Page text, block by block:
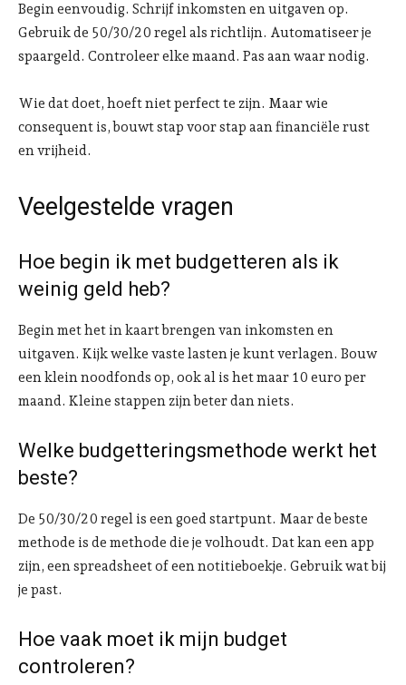
Begin eenvoudig. Schrijf inkomsten en uitgaven op.
Gebruik de 50/30/20 regel als richtlijn. Automatiseer je
spaargeld. Controleer elke maand. Pas aan waar nodig.
Wie dat doet, hoeft niet perfect te zijn. Maar wie
consequent is, bouwt stap voor stap aan financiële rust
en vrijheid.
Veelgestelde vragen
Hoe begin ik met budgetteren als ik
weinig geld heb?
Begin met het in kaart brengen van inkomsten en
uitgaven. Kijk welke vaste lasten je kunt verlagen. Bouw
een klein noodfonds op, ook al is het maar 10 euro per
maand. Kleine stappen zijn beter dan niets.
Welke budgetteringsmethode werkt het
beste?
De 50/30/20 regel is een goed startpunt. Maar de beste
methode is de methode die je volhoudt. Dat kan een app
zijn, een spreadsheet of een notitieboekje. Gebruik wat bij
je past.
Hoe vaak moet ik mijn budget
controleren?